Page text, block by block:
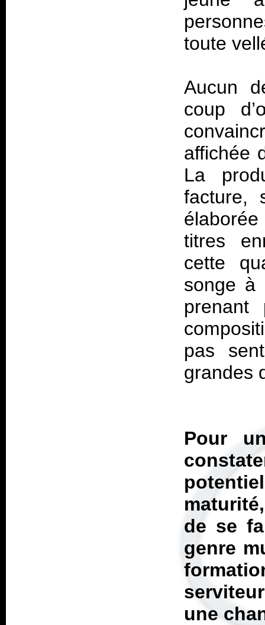
toute
Aucun
coup
affichée
La
facture,
titres
cette
songe à
prenant
pas
grandes
Pour
de se
genre
une